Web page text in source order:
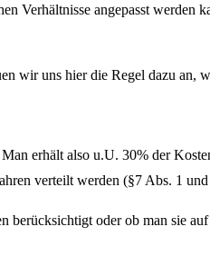
Verhältnisse angepasst werden
wir uns hier die Regel dazu an,
erhält also u.U. 30% der
verteilt werden (§7 Abs. 1
oder ob man sie